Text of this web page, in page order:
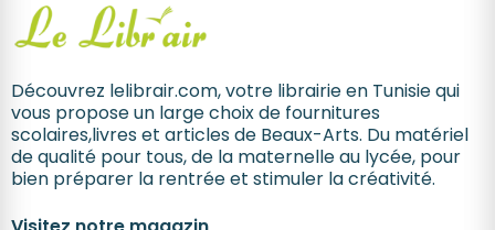
Découvrez lelibrair.com, votre librairie en Tunisie qui
vous propose un large choix de fournitures
scolaires,livres et articles de Beaux-Arts. Du matériel
de qualité pour tous, de la maternelle au lycée, pour
bien préparer la rentrée et stimuler la créativité.